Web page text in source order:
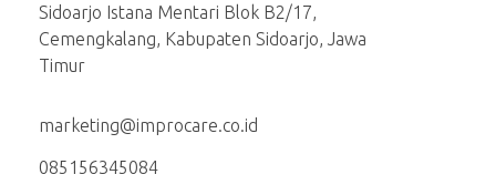
Sidoarjo Istana Mentari Blok B2/17,
Cemengkalang, Kabupaten Sidoarjo, Jawa
Timur
marketing@improcare.co.id
085156345084